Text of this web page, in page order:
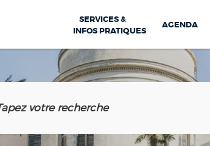
SERVICES &
INFOS PRATIQUES
AGENDA